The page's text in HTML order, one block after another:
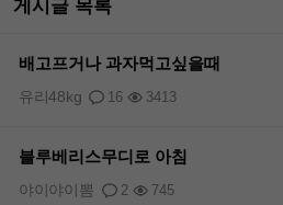
게시글 목록
배고프거나 과자먹고싶을때
16 3413
유리48kg
블루베리스무디로 아침
2 745
야이야이뽐